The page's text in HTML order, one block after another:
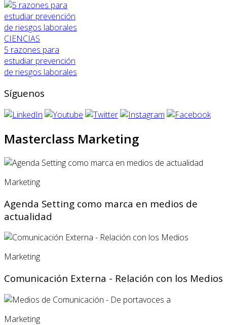
CIENCIAS
5 razones para
estudiar prevención
de riesgos laborales
Síguenos
Masterclass Marketing
Marketing
Agenda Setting como marca en medios de
actualidad
Marketing
Comunicación Externa - Relación con los Medios
Marketing